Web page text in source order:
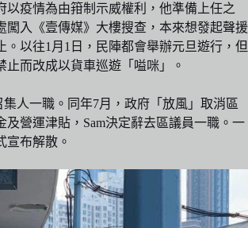
以疫情為由箝制示威權利，他準備上任之
闖入《壹傳媒》大樓搜查，本來想發起聲援
。以往1月1日，民陣都會舉辦元旦遊行，但
止而改成以貨車巡遊「嗌咪」。
集人一職。同年7月，政府「放風」取消區
及營運津貼，Sam決定辭去區議員一職。一
宣布解散。